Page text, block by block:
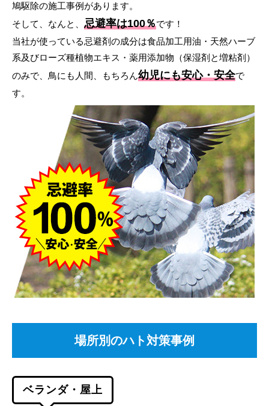
鳩駆除の施工事例があります。
そして、なんと、 忌避率は100％です！
当社が使っている忌避剤の成分は食品加工用油・天然ハーブ
系及びローズ種植物エキス・薬用添加物（保湿剤と増粘剤）
のみで、鳥にも人間、もちろん幼児にも安心・安全で
す。
場所別のハト対策事例
ベランダ・屋上